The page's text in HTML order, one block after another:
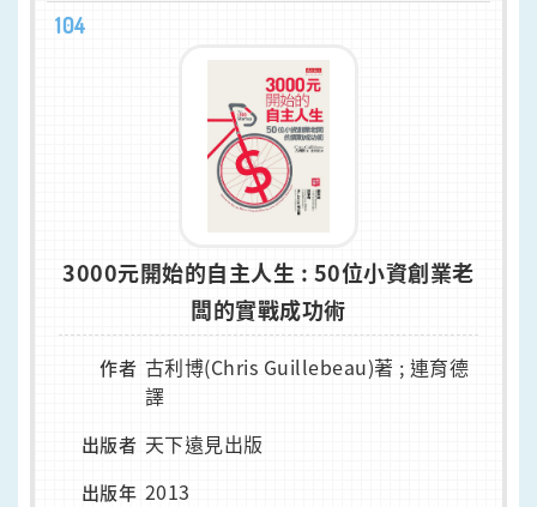
104
3000元開始的自主人生 : 50位小資創業老
闆的實戰成功術
作者 古利博(Chris Guillebeau)著 ; 連育德
譯
出版者 天下遠見出版
出版年 2013